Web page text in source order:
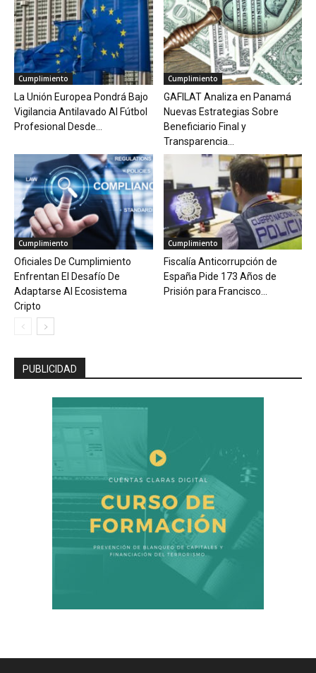
Cumplimiento
La Unión Europea Pondrá Bajo
Vigilancia Antilavado Al Fútbol
Profesional Desde...
Cumplimiento
GAFILAT Analiza en Panamá
Nuevas Estrategias Sobre
Beneficiario Final y
Transparencia...
Cumplimiento
Oficiales De Cumplimiento
Enfrentan El Desafío De
Adaptarse Al Ecosistema
Cripto
Cumplimiento
Fiscalía Anticorrupción de
España Pide 173 Años de
Prisión para Francisco...
PUBLICIDAD